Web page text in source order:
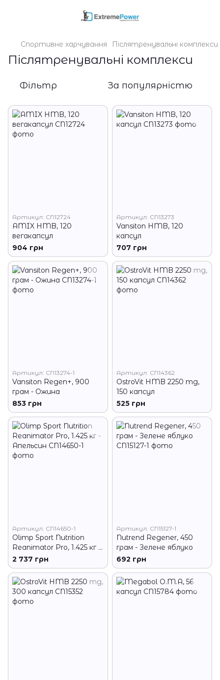
Спортивне харчування Післятренувальні комплекси
Післятренувальні комплекси
Фільтр За популярністю
Артикул: CN12724
AMIX HMB, 120
вегакапсул
904 грн
Артикул: CN13273
Vansiton HMB, 120
капсул
707 грн
Артикул: CN13274-1
Vansiton Regen+, 900
грам - Ожина
853 грн
Артикул: CN14362
OstroVit HMB 2250 mg,
150 капсул
525 грн
Артикул: CN14650-1
Olimp Sport Nutrition
Reanimator Pro, 1.425 кг -
Апельсин
2 737 грн
Артикул: CN15127-1
Nutrend Regener, 450
грам - Зелене яблуко
692 грн